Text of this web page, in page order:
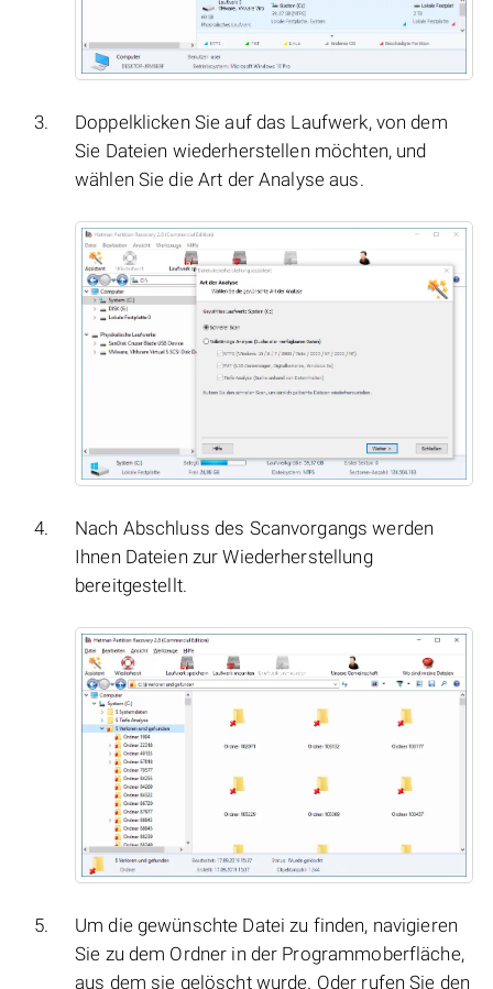
Doppelklicken Sie auf das Laufwerk, von dem
Sie Dateien wiederherstellen möchten, und
wählen Sie die Art der Analyse aus.
Nach Abschluss des Scanvorgangs werden
Ihnen Dateien zur Wiederherstellung
bereitgestellt.
Um die gewünschte Datei zu finden, navigieren
Sie zu dem Ordner in der Programmoberfläche,
aus dem sie gelöscht wurde. Oder rufen Sie den